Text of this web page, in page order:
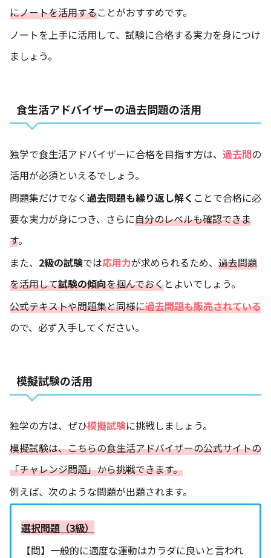
にノートを活用することがおすすめです。
ノートを上手に活用して、試験に合格する実力を身につけ
ましょう。
食生活アドバイザーの過去問題の活用
独学で食生活アドバイザーに合格を目指す方は、 過去問の
活用が必須といえるでしょう。
問題集だけでなく過去問題も繰り返し解く ことで合格に必
要な実力が身につき、さらに自分のレベルも確認できま
す。
また、 2級の試験では応用力が求められるため、 過去問題
を活用して試験の傾向を掴んでおくとよいでしょう。
公式テキストや問題集と同様に過去問題も販売されている
ので、必ず入手してください。
模擬試験の活用
独学の方は、ぜひ模擬試験に挑戦しましょう。
模擬試験は、こちらの食生活アドバイザーの公式サイトの
「チャレンジ問題」から挑戦できます。
例えば、次のような問題が出題されます。
選択問題（3級）
【問】一般的に適度な運動はカラダに良いと言われ